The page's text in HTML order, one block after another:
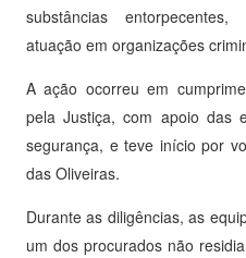
substâncias
atuação em organizações
A ação ocorreu em
pela Justiça, com apoio das
segurança, e teve início por
das Oliveiras.
Durante as diligências, as
um dos procurados não